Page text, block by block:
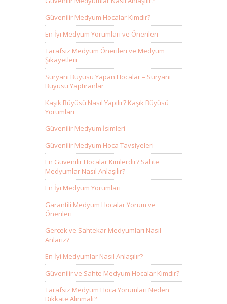
Güvenilir Medyum Hocalar Kimdir?
En İyi Medyum Yorumları ve Önerileri
Tarafsız Medyum Önerileri ve Medyum
Şikayetleri
Süryani Büyüsü Yapan Hocalar – Süryani
Büyüsü Yaptıranlar
Kaşık Büyüsü Nasıl Yapılır? Kaşık Büyüsü
Yorumları
Güvenilir Medyum İsimleri
Güvenilir Medyum Hoca Tavsiyeleri
En Güvenilir Hocalar Kimlerdir? Sahte
Medyumlar Nasıl Anlaşılır?
En İyi Medyum Yorumları
Garantili Medyum Hocalar Yorum ve
Önerileri
Gerçek ve Sahtekar Medyumları Nasıl
Anlarız?
En İyi Medyumlar Nasıl Anlaşılır?
Güvenilir ve Sahte Medyum Hocalar Kimdir?
Tarafsız Medyum Hoca Yorumları Neden
Dikkate Alınmalı?